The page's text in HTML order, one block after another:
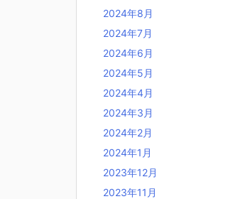
2024年8月
2024年7月
2024年6月
2024年5月
2024年4月
2024年3月
2024年2月
2024年1月
2023年12月
2023年11月